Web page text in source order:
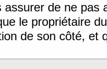
assurer de ne pas
le propriétaire
de son côté, et